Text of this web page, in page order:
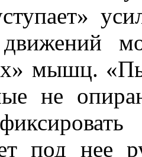
мышц.
не
под нее